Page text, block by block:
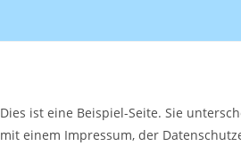
Dies ist eine Beispiel-Seite. Sie
mit einem Impressum, der